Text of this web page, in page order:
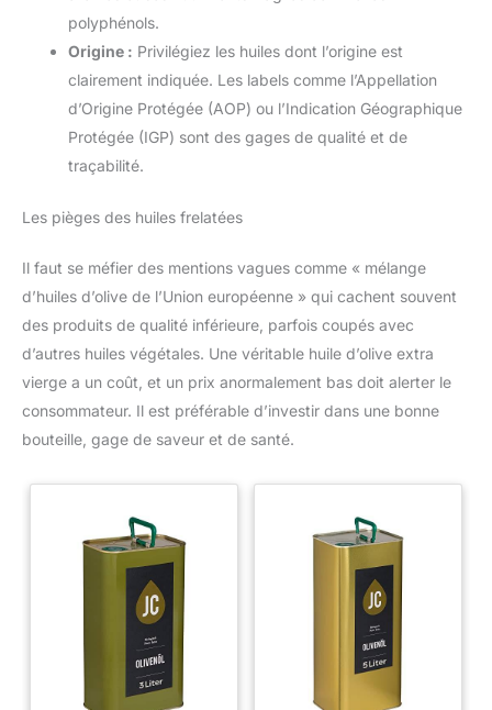
polyphénols.
Origine : Privilégiez les huiles dont l’origine est
clairement indiquée. Les labels comme l’Appellation
d’Origine Protégée (AOP) ou l’Indication Géographique
Protégée (IGP) sont des gages de qualité et de
traçabilité.
Les pièges des huiles frelatées
Il faut se méfier des mentions vagues comme « mélange
d’huiles d’olive de l’Union européenne » qui cachent souvent
des produits de qualité inférieure, parfois coupés avec
d’autres huiles végétales. Une véritable huile d’olive extra
vierge a un coût, et un prix anormalement bas doit alerter le
consommateur. Il est préférable d’investir dans une bonne
bouteille, gage de saveur et de santé.